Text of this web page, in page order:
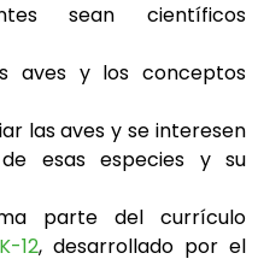
sean científicos
aves y los conceptos
las aves y se interesen
esas especies y su
parte del currículo
12, desarrollado por el